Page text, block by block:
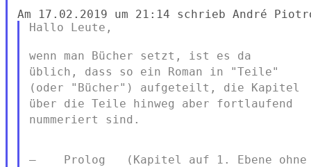
Hallo Leute,
wenn man Bücher setzt, ist es da
üblich, dass so ein Roman in "Teile"
(oder "Bücher") aufgeteilt, die Kapitel
über die Teile hinweg aber fortlaufend
nummeriert sind.
—    Prolog   (Kapitel auf 1. Ebene ohne